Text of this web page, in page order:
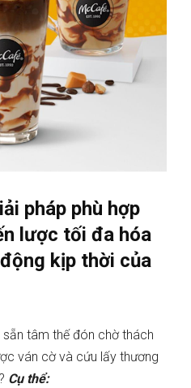
pháp phù hợp
lược tối đa hóa
kịp thời của
tâm thế đón chờ thách
ván cờ và cứu lấy thương
Cụ thể: